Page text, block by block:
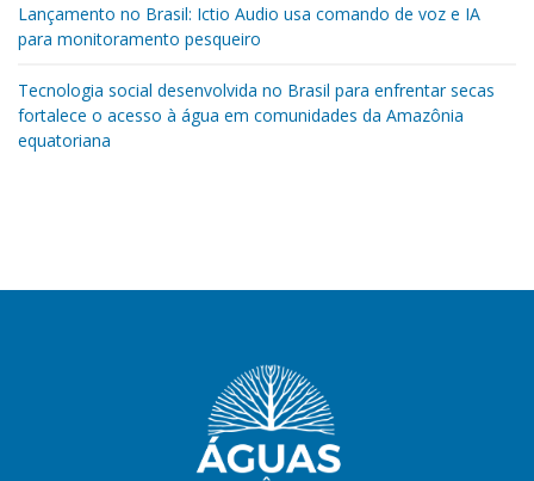
Lançamento no Brasil: Ictio Audio usa comando de voz e IA
para monitoramento pesqueiro
Tecnologia social desenvolvida no Brasil para enfrentar secas
fortalece o acesso à água em comunidades da Amazônia
equatoriana